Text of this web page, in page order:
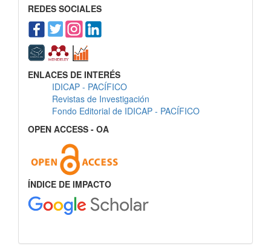
REDES SOCIALES
ENLACES DE INTERÉS
IDICAP - PACÍFICO
Revistas de Investigación
Fondo Editorial de IDICAP - PACÍFICO
OPEN ACCESS - OA
ÍNDICE DE IMPACTO